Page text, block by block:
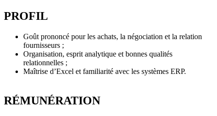
PROFIL
Goût prononcé pour les achats, la négociation et la relation
fournisseurs ;
Organisation, esprit analytique et bonnes qualités
relationnelles ;
Maîtrise d’Excel et familiarité avec les systèmes ERP.
RÉMUNÉRATION